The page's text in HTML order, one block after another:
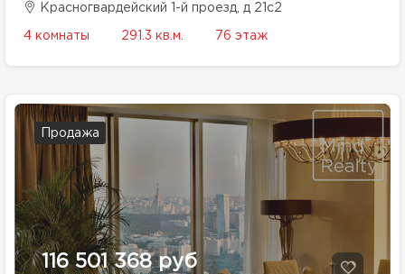
Красногвардейский 1-й проезд, д 21с2
4 комнаты 291.3 кв.м. 76 этаж
Продажа
116 501 368 руб